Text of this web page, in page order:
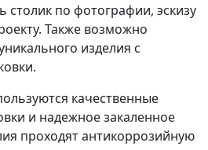
по фотографии, эскизу
Также возможно
изделия с
качественные
и надежное закаленное
проходят антикоррозийную